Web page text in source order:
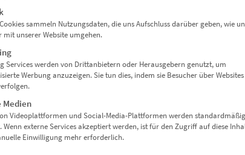
mit Stil
sammeln Nutzungsdaten, die uns Aufschluss darüber geben, wie
mit unserer Website umgehen.
Services werden von Drittanbietern oder Herausgebern genutzt, um
Werbung anzuzeigen. Sie tun dies, indem sie Besucher über Websites
Medien
Videoplattformen und Social-Media-Plattformen werden standardmäßig
Wenn externe Services akzeptiert werden, ist für den Zugriff auf diese
Einwilligung mehr erforderlich.